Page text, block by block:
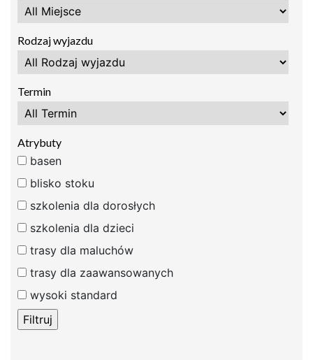
Rodzaj wyjazdu
Termin
Atrybuty
basen
blisko stoku
szkolenia dla dorosłych
szkolenia dla dzieci
trasy dla maluchów
trasy dla zaawansowanych
wysoki standard